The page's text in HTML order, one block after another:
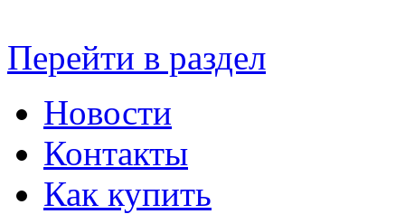
Перейти в раздел
Новости
Контакты
Как купить